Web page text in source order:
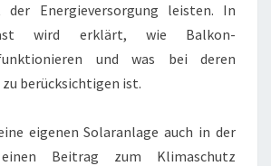
der Energieversorgung leisten. In
wird erklärt, wie Balkon-
und was bei deren
berücksichtigen ist.
eigenen Solaranlage auch in der
Beitrag zum Klimaschutz